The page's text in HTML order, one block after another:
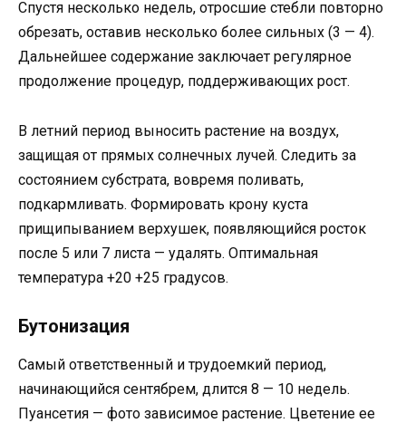
Спустя несколько недель, отросшие стебли повторно
обрезать, оставив несколько более сильных (3 — 4).
Дальнейшее содержание заключает регулярное
продолжение процедур, поддерживающих рост.
В летний период выносить растение на воздух,
защищая от прямых солнечных лучей. Следить за
состоянием субстрата, вовремя поливать,
подкармливать. Формировать крону куста
прищипыванием верхушек, появляющийся росток
после 5 или 7 листа — удалять. Оптимальная
температура +20 +25 градусов.
Бутонизация
Самый ответственный и трудоемкий период,
начинающийся сентябрем, длится 8 — 10 недель.
Пуансетия — фото зависимое растение. Цветение ее